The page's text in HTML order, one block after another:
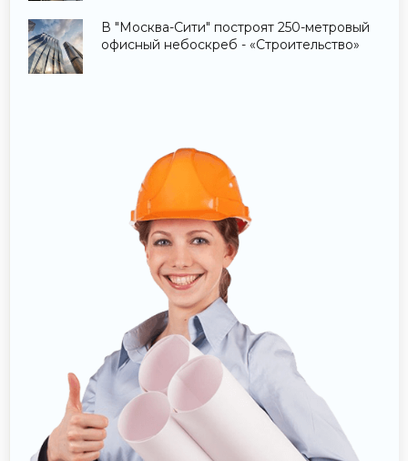
В "Москва-Сити" построят 250-метровый
офисный небоскреб - «Строительство»